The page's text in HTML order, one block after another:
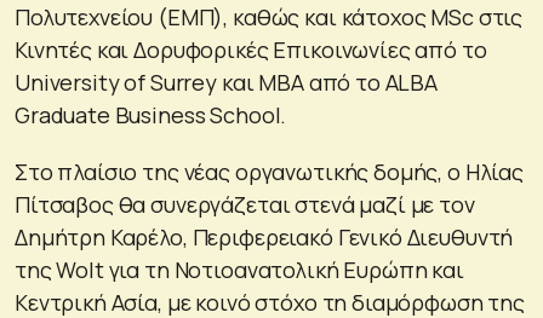
Πολυτεχνείου (ΕΜΠ), καθώς και κάτοχος MSc στις
Κινητές και Δορυφορικές Επικοινωνίες από το
University of Surrey και MBA από το ALBA
Graduate Business School.
Στο πλαίσιο της νέας οργανωτικής δομής, ο Ηλίας
Πίτσαβος θα συνεργάζεται στενά μαζί με τον
Δημήτρη Καρέλο, Περιφερειακό Γενικό Διευθυντή
της Wolt για τη Νοτιοανατολική Ευρώπη και
Κεντρική Ασία, με κοινό στόχο τη διαμόρφωση της